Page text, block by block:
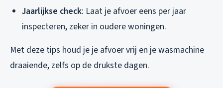
Jaarlijkse check: Laat je afvoer eens per jaar
inspecteren, zeker in oudere woningen.
Met deze tips houd je je afvoer vrij en je wasmachine
draaiende, zelfs op de drukste dagen.